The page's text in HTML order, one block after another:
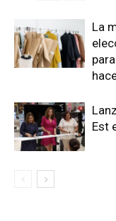
La
Est